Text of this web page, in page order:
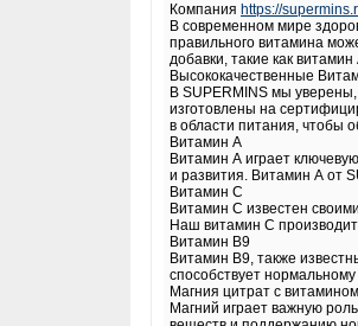
Компания https://
В современном мире
правильного витамина
добавки, такие как
Высококачественные
В SUPERMINS мы
изготовлены на
в области питания, чтобы
Витамин А
Витамин А играет
и развития. Витамин А от
Витамин C
Витамин C известен
Наш витамин C
Витамин В9
Витамин В9, также
способствует
Магния цитрат с
Магний играет важную